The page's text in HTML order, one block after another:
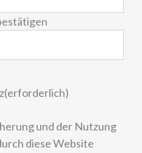
(erforderlich)
und der Nutzung
diese Website